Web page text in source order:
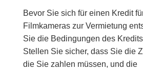
Bevor Sie sich für einen Kredit
Filmkameras zur Vermietung
Sie die Bedingungen des
Stellen Sie sicher, dass Sie die
die Sie zahlen müssen, und die